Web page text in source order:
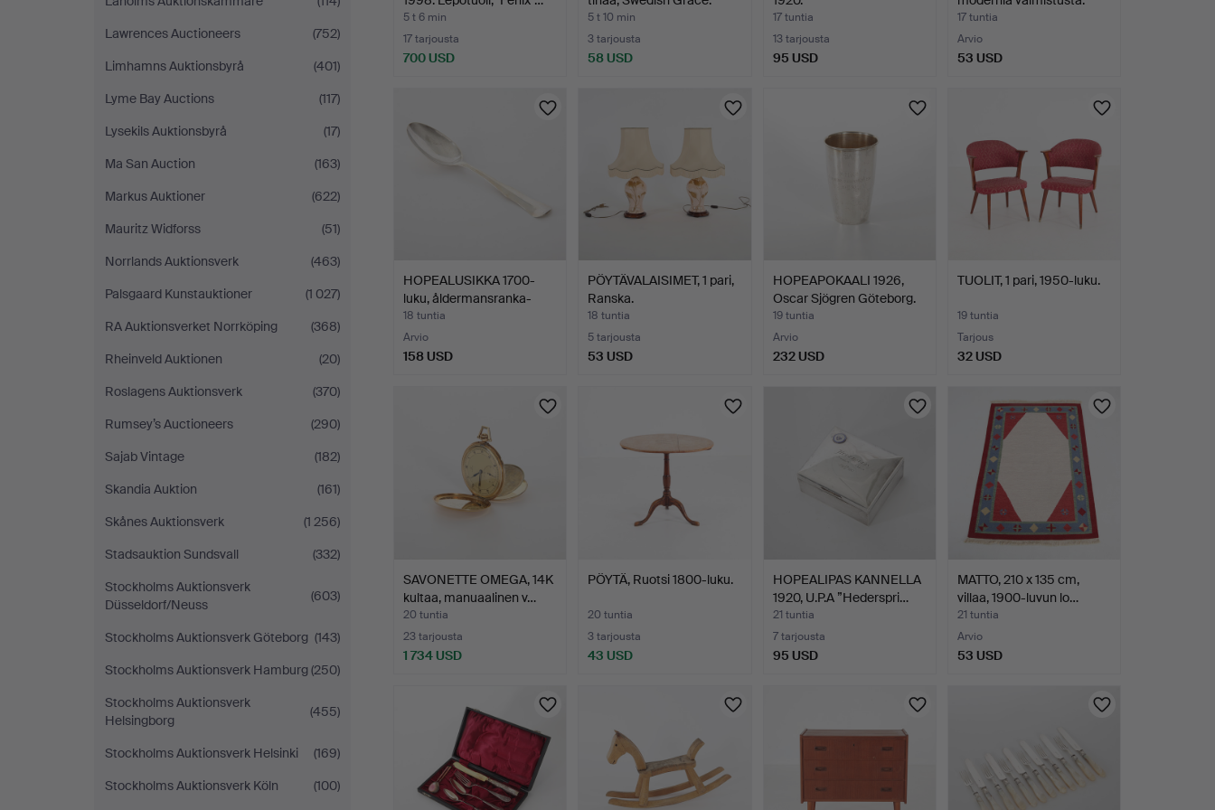
Lawrences Auctioneers
(752)
Limhamns Auktionsbyrå
(401)
Lyme Bay Auctions
(117)
Lysekils Auktionsbyrå
(17)
Ma San Auction
(163)
Markus Auktioner
(622)
Mauritz Widforss
(51)
Norrlands Auktionsverk
(463)
Palsgaard Kunstauktioner
(1 027)
RA Auktionsverket Norrköping
(368)
Rheinveld Auktionen
(20)
Roslagens Auktionsverk
(370)
Rumsey’s Auctioneers
(290)
Sajab Vintage
(182)
Skandia Auktion
(161)
Skånes Auktionsverk
(1 256)
Stadsauktion Sundsvall
(332)
Stockholms Auktionsverk
Düsseldorf/Neuss
(603)
Stockholms Auktionsverk Göteborg (143)
Stockholms Auktionsverk Hamburg(250)
Stockholms Auktionsverk
Helsingborg
(455)
Stockholms Auktionsverk Helsinki
(169)
Stockholms Auktionsverk Köln
(100)
5 t 6 min
17 tarjousta
700 USD
5 t 10 min
3 tarjousta
58 USD
17 tuntia
13 tarjousta
95 USD
17 tuntia
Arvio
53 USD
HOPEALUSIKKA 1700-
luku, åldermansranka-
kor…
18 tuntia
Arvio
158 USD
PÖYTÄVALAISIMET, 1 pari,
Ranska.
18 tuntia
5 tarjousta
53 USD
HOPEAPOKAALI 1926,
Oscar Sjögren Göteborg.
19 tuntia
Arvio
232 USD
TUOLIT, 1 pari, 1950-luku.
19 tuntia
Tarjous
32 USD
SAVONETTE OMEGA, 14K
kultaa, manuaalinen v…
20 tuntia
23 tarjousta
1 734 USD
PÖYTÄ, Ruotsi 1800-luku.
20 tuntia
3 tarjousta
43 USD
HOPEALIPAS KANNELLA
1920, U.P.A ”Hederspri…
21 tuntia
7 tarjousta
95 USD
MATTO, 210 x 135 cm,
villaa, 1900-luvun lo…
21 tuntia
Arvio
53 USD